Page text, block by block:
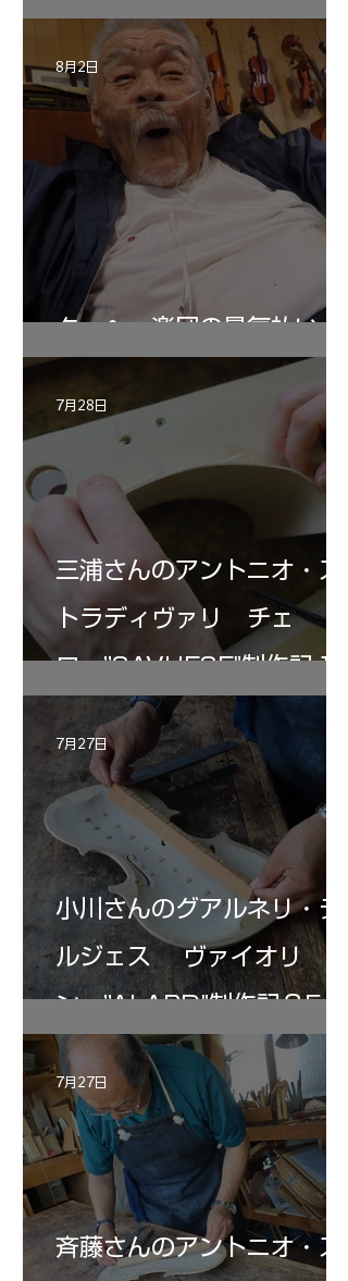
ターヘー楽団の暑気払い
8月2日
三浦さんのアントニオ・ス
トラディヴァリ チェ
ロ ”SAVUESE"制作記１2
7月28日
小川さんのグアルネリ・デ
ルジェス ヴァイオリ
ン ”ALARD"制作記３5
7月27日
斉藤さんのアントニオ・ス
7月27日